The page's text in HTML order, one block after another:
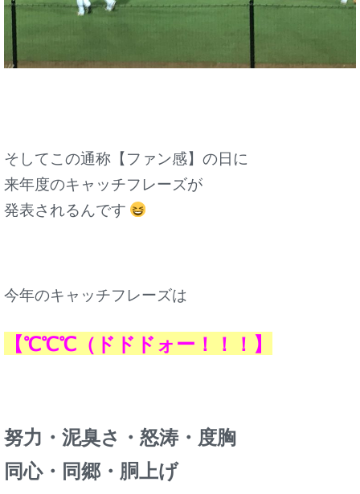
そしてこの通称【ファン感】の日に
来年度のキャッチフレーズが
発表されるんです
今年のキャッチフレーズは
【℃℃℃（ドドドォー！！！】
努力・泥臭さ・怒涛・度胸
同心・同郷・胴上げ